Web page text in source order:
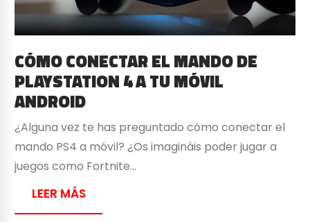
CÓMO CONECTAR EL MANDO DE
PLAYSTATION 4 A TU MÓVIL
ANDROID
¿Alguna vez te has preguntado cómo conectar el
mando PS4 a móvil? ¿Os imagináis poder jugar a
juegos como Fortnite…
LEER MÁS